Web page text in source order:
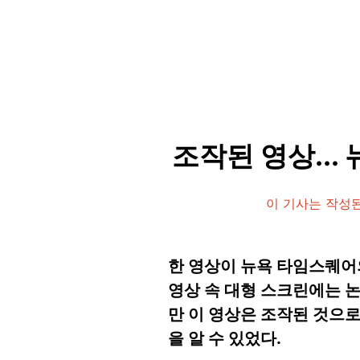
조작된 영상...
이 기사는 작성
한 영상이 뉴욕 타임스퀘
영상 속 대형 스크린에는
만 이 영상은 조작된 것으
을 알 수 있었다.